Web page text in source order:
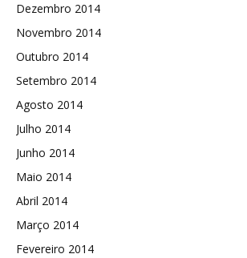
Dezembro 2014
Novembro 2014
Outubro 2014
Setembro 2014
Agosto 2014
Julho 2014
Junho 2014
Maio 2014
Abril 2014
Março 2014
Fevereiro 2014